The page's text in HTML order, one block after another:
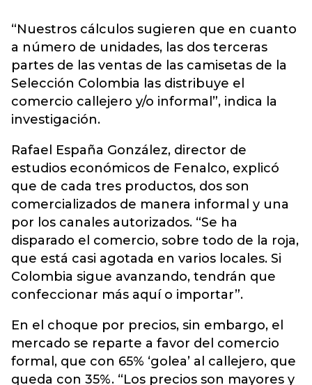
“Nuestros cálculos sugieren que en cuanto
a número de unidades, las dos terceras
partes de las ventas de las camisetas de la
Selección Colombia las distribuye el
comercio callejero y/o informal”, indica la
investigación.
Rafael España González, director de
estudios económicos de Fenalco, explicó
que de cada tres productos, dos son
comercializados de manera informal y una
por los canales autorizados. “Se ha
disparado el comercio, sobre todo de la roja,
que está casi agotada en varios locales. Si
Colombia sigue avanzando, tendrán que
confeccionar más aquí o importar”.
En el choque por precios, sin embargo, el
mercado se reparte a favor del comercio
formal, que con 65% ‘golea’ al callejero, que
queda con 35%. “Los precios son mayores y